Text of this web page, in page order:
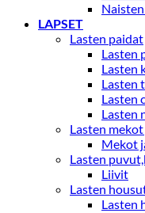
LAPSET
Lasten paidat
Lasten
Lasten
Lasten
Lasten
Lasten
Lasten
Mekot
Lasten
Liivit
Lasten
Lasten